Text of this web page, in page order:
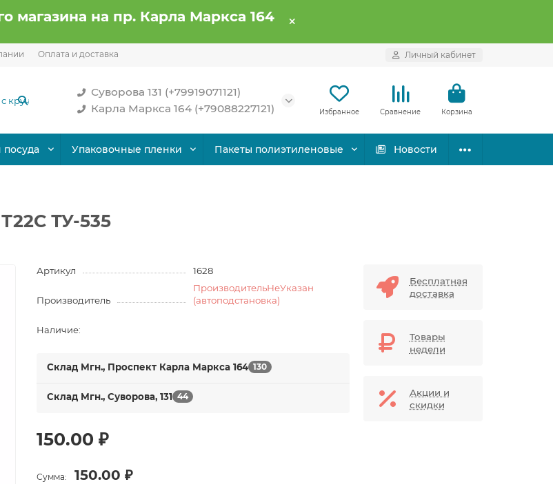
магазина на пр. Карла Маркса 164
Оплата и доставка Личный кабинет
Суворова 131 (+79919071121)
Карла Маркса 164 (+79088227121)
Избранное Сравнение Корзина
Упаковочные пленки Пакеты полиэтиленовые Новости
ТУ-535
Артикул 1628
Производитель
ПроизводительНеУказан
(автоподстановка)
Наличие:
Склад Мгн., Проспект Карла Маркса 164 130
Склад Мгн., Суворова, 131 44
150.00 ₽
Сумма: 150.00 ₽
Бесплатная
доставка
Товары
недели
Акции и
скидки